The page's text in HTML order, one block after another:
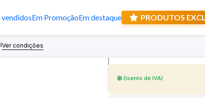
Em PromoçãoEm destaque PRODUTOS
Ver condições Recebe
Medalha
(Isento de IVA)